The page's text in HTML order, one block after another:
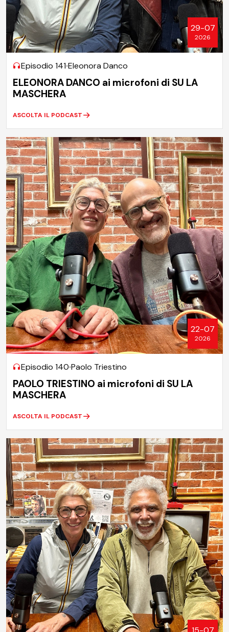
29-07
2026
Episodio 141 Eleonora Danco
ELEONORA DANCO ai microfoni di SU LA
MASCHERA
ASCOLTA IL PODCAST
22-07
2026
Episodio 140 Paolo Triestino
PAOLO TRIESTINO ai microfoni di SU LA
MASCHERA
ASCOLTA IL PODCAST